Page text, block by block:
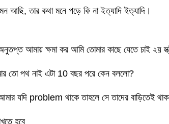
আছি, তার কথা মনে পড়ে কি না ইত্যাদি ইত্যাদি।
আমায় ক্ষমা কর আমি তোমার কাছে যেতে চাই ২য়
তো পথ নাই এটা 10 বছর পরে কেন বললো?
যদি problem থাকে তাহলে সে তাদের বাড়িতেই
হবে